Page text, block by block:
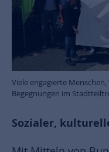
Viele engagierte
Begegnungen im
Sozialer,